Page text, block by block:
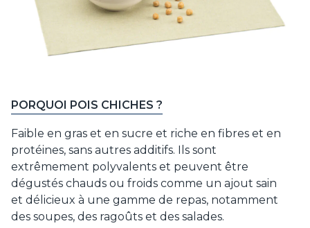
PORQUOI POIS CHICHES ?
Faible en gras et en sucre et riche en fibres et en
protéines, sans autres additifs. Ils sont
extrêmement polyvalents et peuvent être
dégustés chauds ou froids comme un ajout sain
et délicieux à une gamme de repas, notamment
des soupes, des ragoûts et des salades.